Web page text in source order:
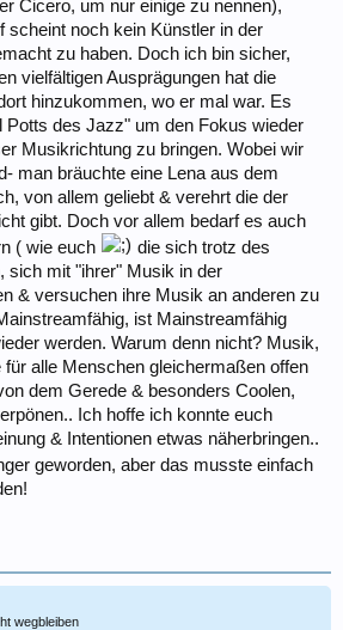
Cicero, um nur einige zu nennen),
scheint noch kein Künstler in der
zu haben. Doch ich bin sicher,
vielfältigen Ausprägungen hat die
hinzukommen, wo er mal war. Es
Potts des Jazz" um den Fokus wieder
Musikrichtung zu bringen. Wobei wir
man bräuchte eine Lena aus dem
von allem geliebt & verehrt die der
gibt. Doch vor allem bedarf es auch
( wie euch
die sich trotz des
sich mit "ihrer" Musik in der
& versuchen ihre Musik an anderen zu
ist Mainstreamfähig
werden. Warum denn nicht? Musik,
für alle Menschen gleichermaßen offen
dem Gerede & besonders Coolen,
Ich hoffe ich konnte euch
& Intentionen etwas näherbringen..
geworden, aber das musste einfach
wegbleiben